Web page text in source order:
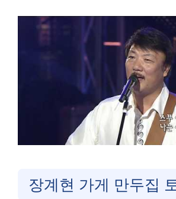
장계현 가게 만두집